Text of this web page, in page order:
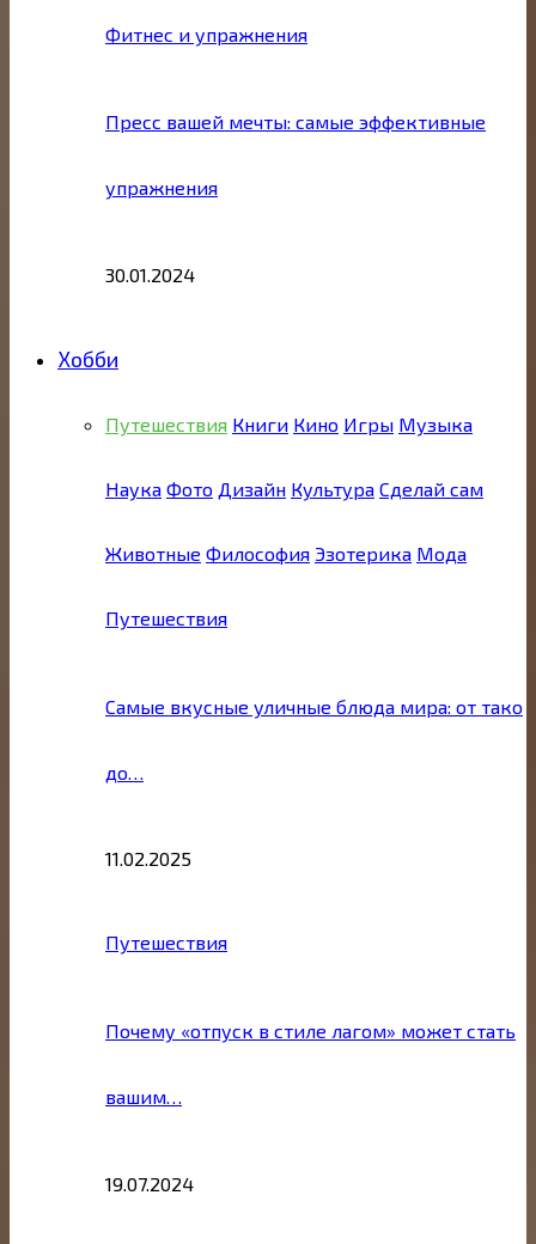
Фитнес и упражнения
Пресс вашей мечты: самые эффективные
упражнения
30.01.2024
Хобби
Путешествия Книги Кино Игры Музыка
Наука Фото Дизайн Культура Сделай сам
Животные Философия Эзотерика Мода
Путешествия
Самые вкусные уличные блюда мира: от тако
до…
11.02.2025
Путешествия
Почему «отпуск в стиле лагом» может стать
вашим…
19.07.2024